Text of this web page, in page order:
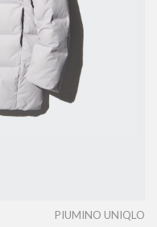
PIUMINO UNIQLO